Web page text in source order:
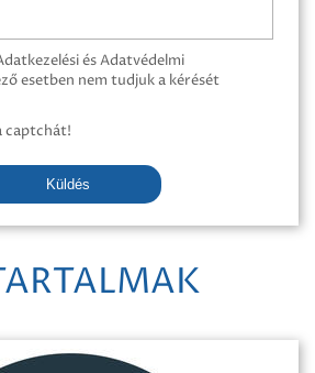
és Adatvédelmi
esetben nem tudjuk a kérését
captchát!
Küldés